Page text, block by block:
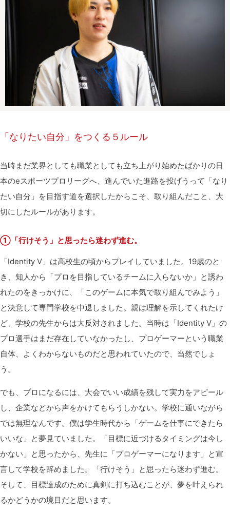
「なりたい自分」をつくる５ルール
当時まだ業界としても職業としても立ち上がり始めたばかりの日
本のeスポーツプロリーグへ、進んでいた進路を投げうって「なり
たい自分」を目指す道を選択したからこそ、取り組んだこと、大
切にしたルールがあります。
①「行けそう」と思ったら迷わず進む。
「Identity V」は高校生の頃からプレイしていました。19歳のと
き、知人から「プロを目指しているチームに入らないか」と誘わ
れたのをきっかけに、「このゲームに本気で取り組んでみよう」
と決意して専門学校を中退しました。親は理解を示してくれたけ
ど、学校の先生からは大反対されました。当時は「Identity V」の
プロ選手はまだ存在していなかったし、プロゲーマーという職業
自体、よくわからないものだと思われていたので、当然でしょ
う。
でも、プロになるには、大会でいい成績を残して実力をアピール
し、企業などから声をかけてもらうしかない。学校に通いながら
では無理なんです。僕は学生時代から「ゲームを仕事にできたら
いいな」と夢見ていました。「目標に近づけるタイミングは今し
かない」と思ったから、先生に「プロゲーマーになります」と宣
言して学校を辞めました。「行けそう」と思ったら迷わず進む。
そして、目標達成のために真剣に打ち込むことが、夢を叶えられ
るかどうかの境目だと思います。